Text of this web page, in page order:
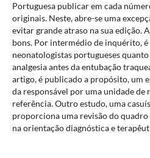
Portuguesa publicar em cada
originais. Neste, abre-se uma
evitar grande atraso na sua edição.
bons. Por intermédio de inquérito,
neonatologistas portugueses
analgesia antes da entubação
artigo, é publicado a propósito, um
da responsável por uma unidade de
referência. Outro estudo, uma
proporciona uma revisão do
na orientação diagnóstica e